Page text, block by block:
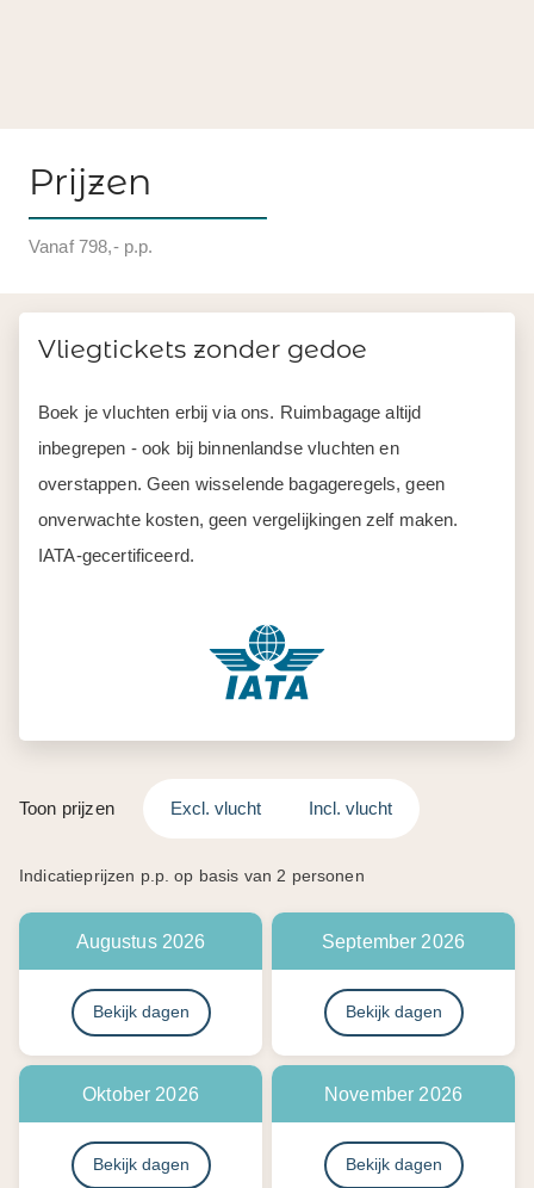
Prijzen
Vanaf 798,- p.p.
Vliegtickets zonder gedoe
Boek je vluchten erbij via ons. Ruimbagage altijd
inbegrepen - ook bij binnenlandse vluchten en
overstappen. Geen wisselende bagageregels, geen
onverwachte kosten, geen vergelijkingen zelf maken.
IATA-gecertificeerd.
Toon prijzen Excl. vlucht Incl. vlucht
Indicatieprijzen p.p. op basis van 2 personen
Augustus 2026
Bekijk dagen
September 2026
Bekijk dagen
Oktober 2026
Bekijk dagen
November 2026
Bekijk dagen